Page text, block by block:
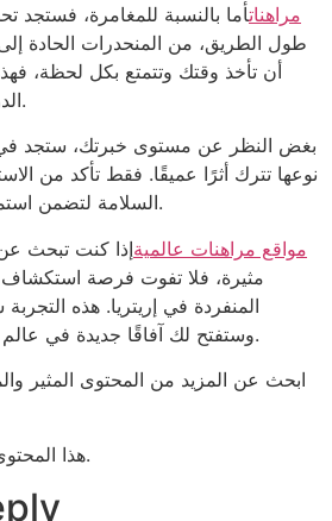
مراهناتأما بالنسبة للمغامرة، فستجد
طول الطريق، من المنحدرات الحادة
أن تأخذ وقتك وتتمتع بكل لحظة،
الدراجات الجبلية في إريتريا.
بغض النظر عن مستوى خبرتك، ستجد في
نوعها تترك أثرًا عميقًا. فقط تأكد من
السلامة لتضمن استمتاعك بأقصى قدر ممكن.
مواقع مراهنات عالميةإذا كنت تبحث
مثيرة، فلا تفوت فرصة استكشاف
المنفردة في إريتريا. هذه
وستفتح لك آفاقًا جديدة في عالم المغامرة والطبيعة البكر.
ابحث عن المزيد من المحتوى المثير
هذا المحتوى ممول من جهة خارجية.